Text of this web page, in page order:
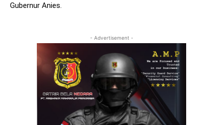
Gubernur Anies.
- Advertisement -